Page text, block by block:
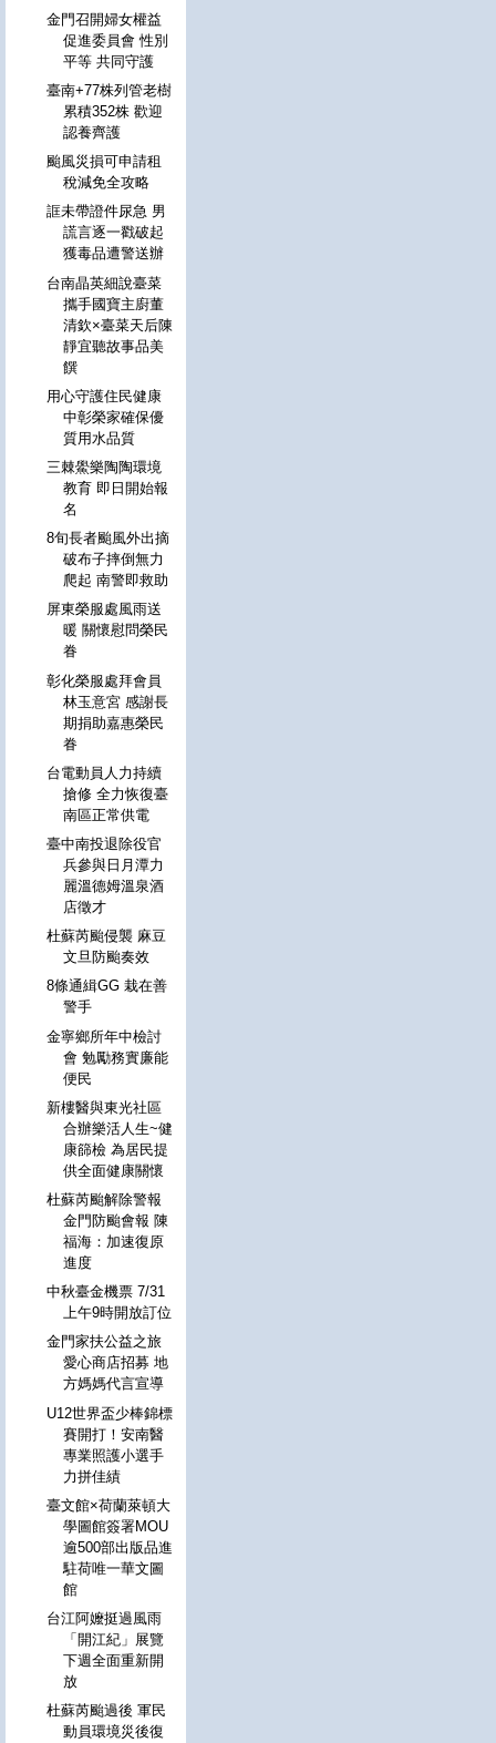
金門召開婦女權益
促進委員會 性別
平等 共同守護
臺南+77株列管老樹
累積352株 歡迎
認養齊護
颱風災損可申請租
稅減免全攻略
誆未帶證件尿急 男
謊言逐一戳破起
獲毒品遭警送辦
台南晶英細說臺菜
攜手國寶主廚董
清欽×臺菜天后陳
靜宜聽故事品美
饌
用心守護住民健康
中彰榮家確保優
質用水品質
三棘鱟樂陶陶環境
教育 即日開始報
名
8旬長者颱風外出摘
破布子摔倒無力
爬起 南警即救助
屏東榮服處風雨送
暖 關懷慰問榮民
眷
彰化榮服處拜會員
林玉意宮 感謝長
期捐助嘉惠榮民
眷
台電動員人力持續
搶修 全力恢復臺
南區正常供電
臺中南投退除役官
兵參與日月潭力
麗溫德姆溫泉酒
店徵才
杜蘇芮颱侵襲 麻豆
文旦防颱奏效
8條通緝GG 栽在善
警手
金寧鄉所年中檢討
會 勉勵務實廉能
便民
新樓醫與東光社區
合辦樂活人生~健
康篩檢 為居民提
供全面健康關懷
杜蘇芮颱解除警報
金門防颱會報 陳
福海：加速復原
進度
中秋臺金機票 7/31
上午9時開放訂位
金門家扶公益之旅
愛心商店招募 地
方媽媽代言宣導
U12世界盃少棒錦標
賽開打！安南醫
專業照護小選手
力拼佳績
臺文館×荷蘭萊頓大
學圖館簽署MOU
逾500部出版品進
駐荷唯一華文圖
館
台江阿嬤挺過風雨
「開江紀」展覽
下週全面重新開
放
杜蘇芮颱過後 軍民
動員環境災後復